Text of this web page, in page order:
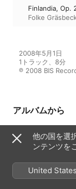
Finlandia, Op.
Folke
2008年5月1日
1トラック、8分
℗ 2008 BIS
アルバムから
他の国を選
ンテンツを
United States